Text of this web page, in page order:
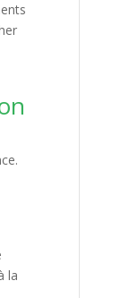
la